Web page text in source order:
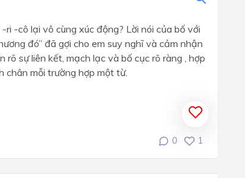
-cô lại vô cùng xúc động? Lời nói của bố với
đó” đã gợi cho em suy nghĩ và cảm nhận
sự liên kết, mạch lạc và bố cục rõ ràng , hợp
chân mỗi trường hợp một từ.
0 1